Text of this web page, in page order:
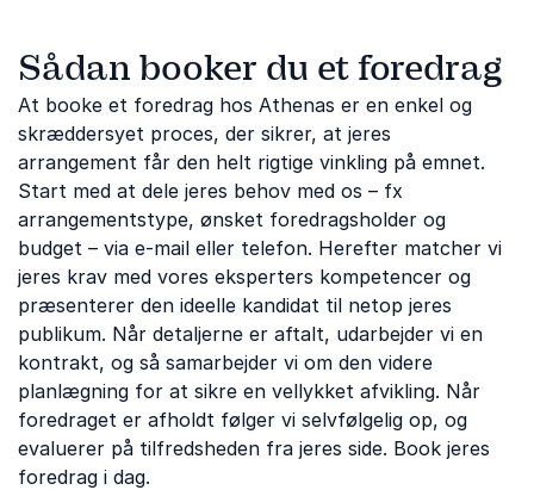
Sådan booker du et foredrag
At booke et foredrag hos Athenas er en enkel og
skræddersyet proces, der sikrer, at jeres
arrangement får den helt rigtige vinkling på emnet.
Start med at dele jeres behov med os – fx
arrangementstype, ønsket foredragsholder og
budget – via e-mail eller telefon. Herefter matcher vi
jeres krav med vores eksperters kompetencer og
præsenterer den ideelle kandidat til netop jeres
publikum. Når detaljerne er aftalt, udarbejder vi en
kontrakt, og så samarbejder vi om den videre
planlægning for at sikre en vellykket afvikling. Når
foredraget er afholdt følger vi selvfølgelig op, og
evaluerer på tilfredsheden fra jeres side. Book jeres
foredrag i dag.